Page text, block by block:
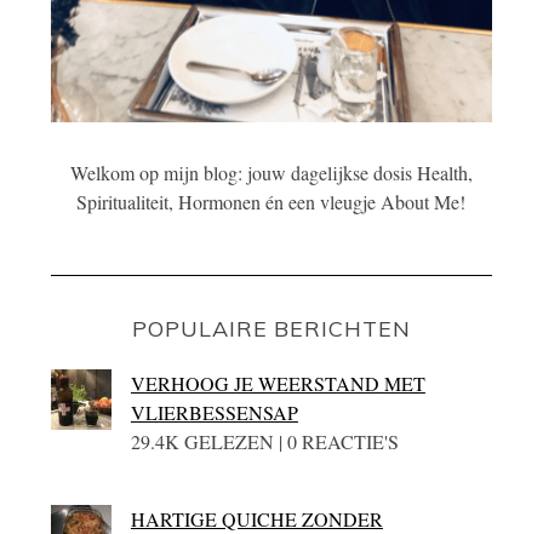
Welkom op mijn blog: jouw dagelijkse dosis Health,
Spiritualiteit, Hormonen én een vleugje About Me!
POPULAIRE BERICHTEN
VERHOOG JE WEERSTAND MET
VLIERBESSENSAP
29.4K GELEZEN | 0 REACTIE'S
HARTIGE QUICHE ZONDER